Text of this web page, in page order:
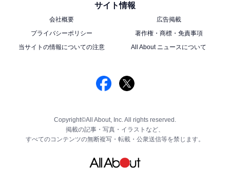
サイト情報
会社概要
広告掲載
プライバシーポリシー
著作権・商標・免責事項
当サイトの情報についての注意
All About ニュースについて
Copyright©All About, Inc. All rights reserved.
掲載の記事・写真・イラストなど、
すべてのコンテンツの無断複写・転載・公衆送信等を禁じます。